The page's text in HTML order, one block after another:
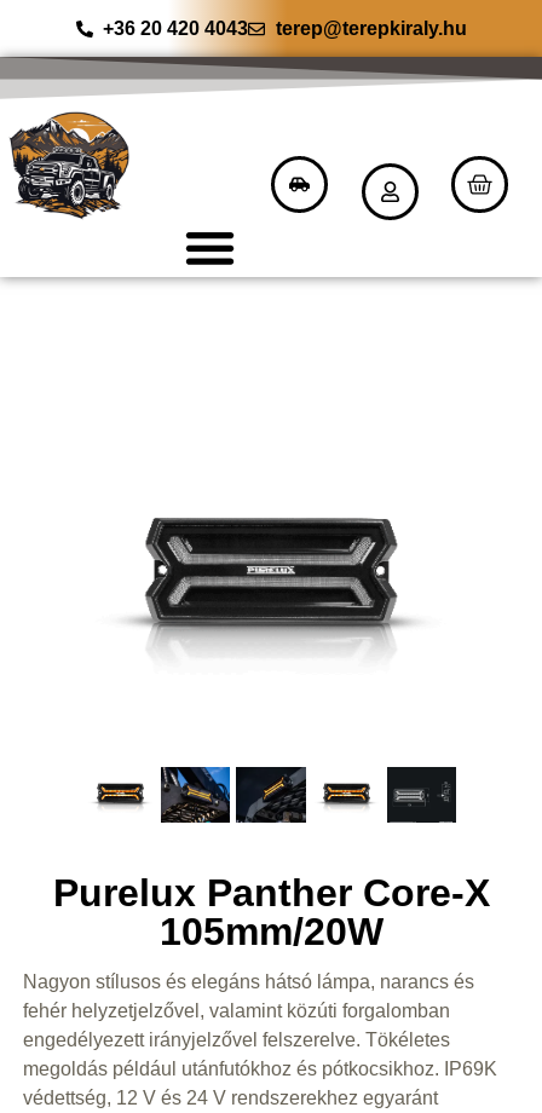
+36 20 420 4043 terep@terepkiraly.hu
Purelux Panther Core-X
105mm/20W
Nagyon stílusos és elegáns hátsó lámpa, narancs és
fehér helyzetjelzővel, valamint közúti forgalomban
engedélyezett irányjelzővel felszerelve. Tökéletes
megoldás például utánfutókhoz és pótkocsikhoz. IP69K
védettség, 12 V és 24 V rendszerekhez egyaránt